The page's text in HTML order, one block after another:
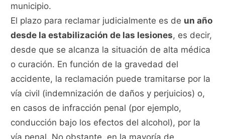
municipio.
El plazo para reclamar judicialmente es de un año
desde la estabilización de las lesiones, es decir,
desde que se alcanza la situación de alta médica
o curación. En función de la gravedad del
accidente, la reclamación puede tramitarse por la
vía civil (indemnización de daños y perjuicios) o,
en casos de infracción penal (por ejemplo,
conducción bajo los efectos del alcohol), por la
vía penal. No obstante, en la mayoría de